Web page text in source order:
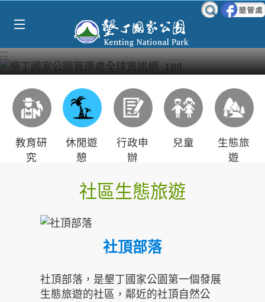
:::
教育研
究
休閒遊
憩
行政申
辦
兒童
生態旅
遊
社區生態旅遊
社頂部落
社頂部落，是墾丁國家公園第一個發展
生態旅遊的社區，鄰近的社頂自然公